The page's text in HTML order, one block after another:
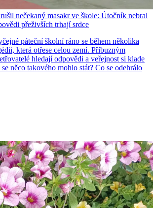
nečekaný masakr ve škole: Útočník nebral
přeživších trhají srdce
páteční školní ráno se během několika
která otřese celou zemí. Příbuzným
hledají odpovědi a veřejnost si klade
něco takového mohlo stát? Co se odehrálo